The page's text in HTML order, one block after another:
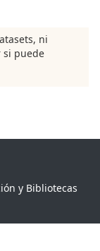
ni
si puede
y Bibliotecas